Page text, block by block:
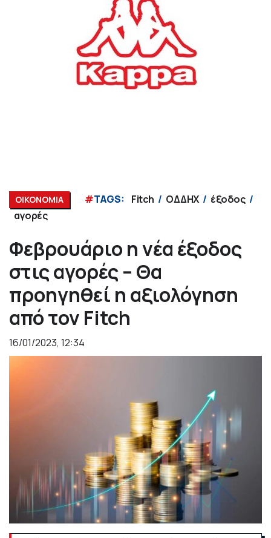
ΟΙΚΟΝΟΜΙΑ #TAGS: Fitch ΟΔΔΗΧ
έξοδος
αγορές
Φεβρουάριο η νέα έξοδος
στις αγορές – Θα
προηγηθεί η αξιολόγηση
από τον Fitch
16/01/2023, 12:34